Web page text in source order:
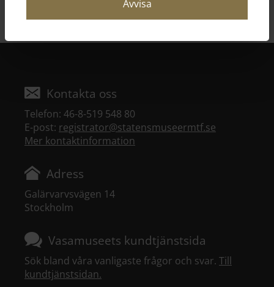
Avvisa
Senast uppdaterad 2024-08-30
Kontakta oss
Telefon: 46-8-519 548 80
E-post: registrator@statensmuseermtf.se
Mer kontaktinformation
Adress
Galärvarvsvägen 14
Stockholm
Vasamuseets kundtjänstsida
Sök bland våra vanligaste frågor och svar. Till
kundtjänstsidan.